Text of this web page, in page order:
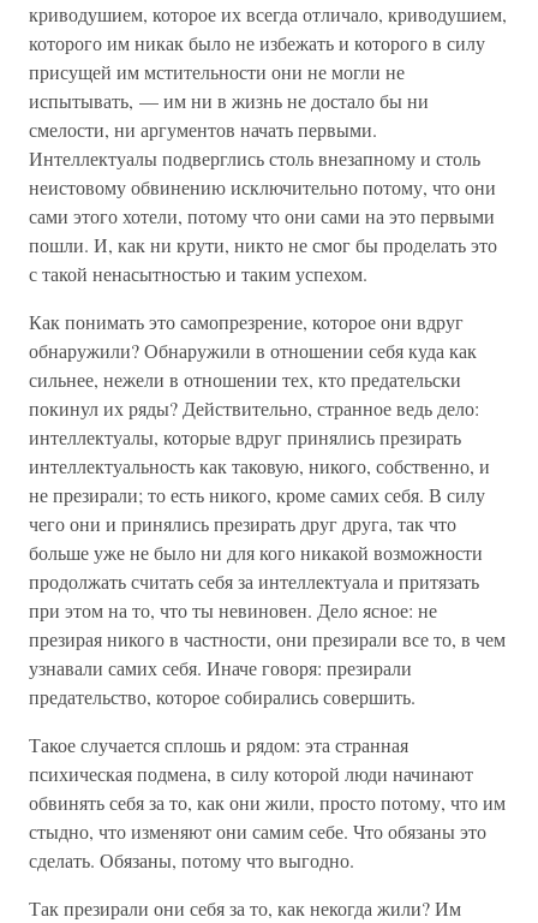
криводушием, которое их всегда отличало, криводушием,
которого им никак было не избежать и которого в силу
присущей им мстительности они не могли не
испытывать, — им ни в жизнь не достало бы ни
смелости, ни аргументов начать первыми.
Интеллектуалы подверглись столь внезапному и столь
неистовому обвинению исключительно потому, что они
сами этого хотели, потому что они сами на это первыми
пошли. И, как ни крути, никто не смог бы проделать это
с такой ненасытностью и таким успехом.
Как понимать это самопрезрение, которое они вдруг
обнаружили? Обнаружили в отношении себя куда как
сильнее, нежели в отношении тех, кто предательски
покинул их ряды? Действительно, странное ведь дело:
интеллектуалы, которые вдруг принялись презирать
интеллектуальность как таковую, никого, собственно, и
не презирали; то есть никого, кроме самих себя. В силу
чего они и принялись презирать друг друга, так что
больше уже не было ни для кого никакой возможности
продолжать считать себя за интеллектуала и притязать
при этом на то, что ты невиновен. Дело ясное: не
презирая никого в частности, они презирали все то, в чем
узнавали самих себя. Иначе говоря: презирали
предательство, которое собирались совершить.
Такое случается сплошь и рядом: эта странная
психическая подмена, в силу которой люди начинают
обвинять себя за то, как они жили, просто потому, что им
стыдно, что изменяют они самим себе. Что обязаны это
сделать. Обязаны, потому что выгодно.
Так презирали они себя за то, как некогда жили? Им